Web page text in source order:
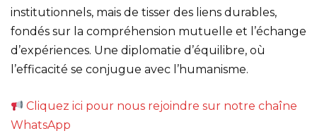
institutionnels, mais de tisser des liens durables,
fondés sur la compréhension mutuelle et l’échange
d’expériences. Une diplomatie d’équilibre, où
l’efficacité se conjugue avec l’humanisme.
Cliquez ici pour nous rejoindre sur notre chaîne
WhatsApp